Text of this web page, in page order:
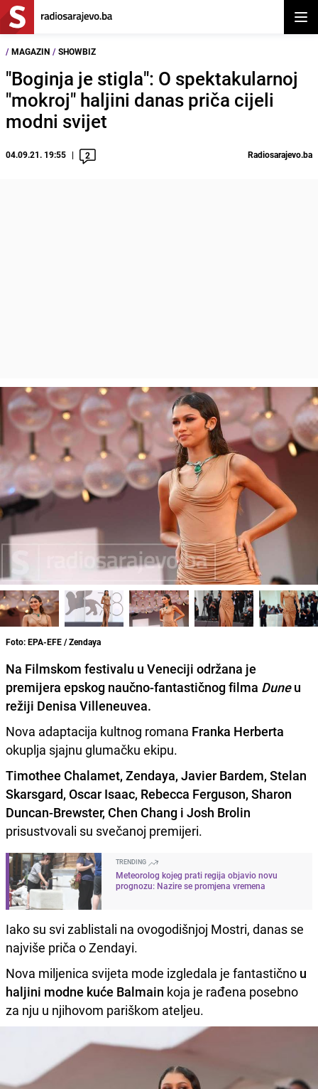
/ MAGAZIN / SHOWBIZ
"Boginja je stigla": O spektakularnoj
"mokroj" haljini danas priča cijeli
modni svijet
04.09.21. 19:55 2 Radiosarajevo.ba
Foto: EPA-EFE / Zendaya
Na Filmskom festivalu u Veneciji održana je
premijera epskog naučno-fantastičnog filma Duneu
režiji Denisa Villeneuvea.
Nova adaptacija kultnog romana Franka Herberta
okuplja sjajnu glumačku ekipu.
Timothee Chalamet, Zendaya, Javier Bardem, Stelan
Skarsgard, Oscar Isaac, Rebecca Ferguson, Sharon
Duncan-Brewster, Chen Chang i Josh Brolin
prisustvovali su svečanoj premijeri.
TRENDING
Meteorolog kojeg prati regija objavio novu
prognozu: Nazire se promjena vremena
Iako su svi zablistali na ovogodišnjoj Mostri, danas se
najviše priča o Zendayi.
Nova miljenica svijeta mode izgledala je fantastično u
haljini modne kuće Balmain koja je rađena posebno
za nju u njihovom pariškom ateljeu.